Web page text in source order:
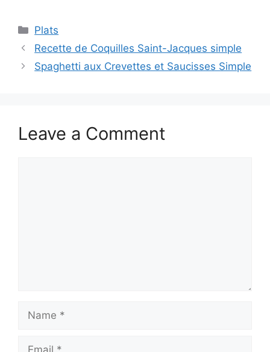
Categories
Plats
Recette de Coquilles Saint-Jacques simple
Spaghetti aux Crevettes et Saucisses Simple
Leave a Comment